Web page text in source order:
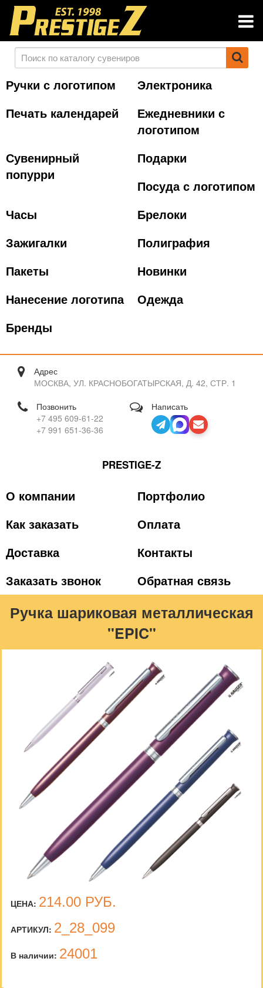
Ручки с логотипом
Электроника
Печать календарей
Ежедневники с
логотипом
Сувенирный
попурри
Подарки
Посуда с логотипом
Часы
Брелоки
Зажигалки
Полиграфия
Пакеты
Новинки
Нанесение логотипа
Одежда
Бренды
Адрес
МОСКВА, УЛ. КРАСНОБОГАТЫРСКАЯ, Д. 42, СТР. 1
Позвонить
+7 495 609-61-22
+7 991 651-36-36
Написать
PRESTIGE-Z
О компании
Портфолио
Как заказать
Оплата
Доставка
Контакты
Заказать звонок
Обратная связь
Ручка шариковая металлическая
"EPIC"
ЦЕНА: 214.00 РУБ.
АРТИКУЛ: 2_28_099
В наличии: 24001